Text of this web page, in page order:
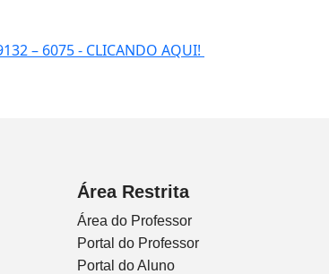
– 6075 - CLICANDO AQUI!
Área Restrita
Área do Professor
Portal do Professor
Portal do Aluno